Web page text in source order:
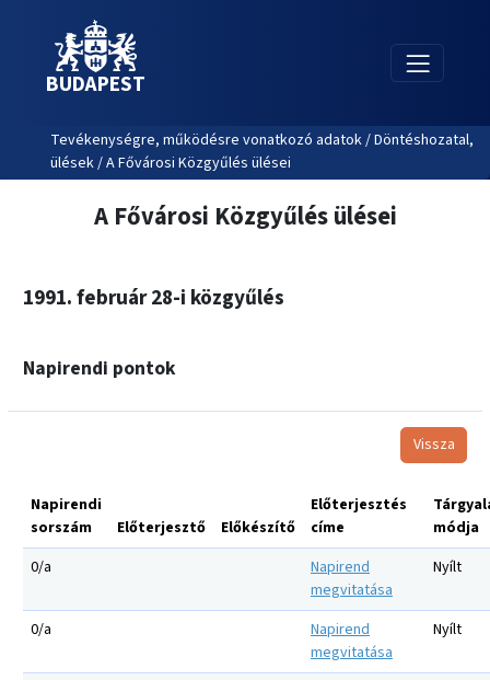
BUDAPEST
Tevékenységre, működésre vonatkozó adatok / Döntéshozatal,
ülések / A Fővárosi Közgyűlés ülései
A Fővárosi Közgyűlés ülései
1991. február 28-i közgyűlés
Napirendi pontok
Vissza
Napirendi
sorszám
Előterjesztő Előkészítő
Előterjesztés
címe
módja
0/a
Napirend
megvitatása
Nyílt
0/a
Napirend
megvitatása
Nyílt